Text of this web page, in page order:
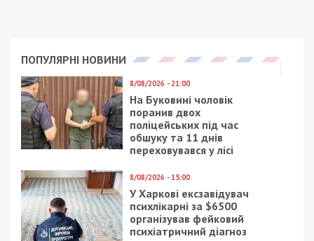
Facebook
Telegram
Twitter
WhatsApp
ViberEmail
Категории:Головне за день,Суспільство
Метки:військовий,зрадник
Рекламні блоки дають нам змогу
залишатися незалежними ЗМІ, а вам -
отримувати найсвіжіші новини під ними.
Приєднуйтесь також до 49000 в Google News. Слідкуйте
за останніми новинами!